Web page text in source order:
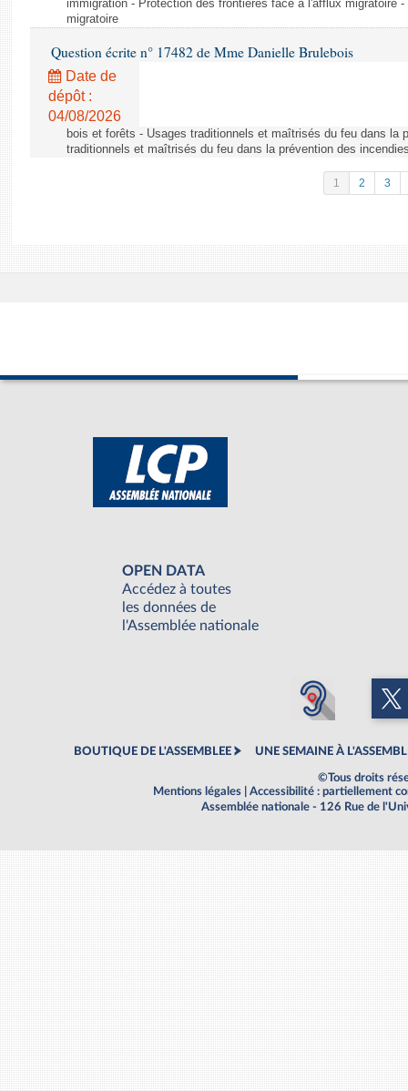
immigration - Protection des frontières face à l'afflux migratoire
migratoire
Question écrite n° 17482 de Mme Danielle Brulebois
Date de
dépôt :
04/08/2026
bois et forêts - Usages traditionnels et maîtrisés du feu dans la
traditionnels et maîtrisés du feu dans la prévention des
1 2 3
OPEN DATA
Accédez à toutes
les données de
l'Assemblée nationale
BOUTIQUE DE L'ASSEMBLEE UNE SEMAINE À
©Tous droits
Mentions légales
Accessibilité : partiellement
Assemblée nationale - 126 Rue de